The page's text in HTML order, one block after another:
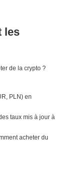
les
de la crypto ?
PLN) en
taux mis à jour à
acheter du